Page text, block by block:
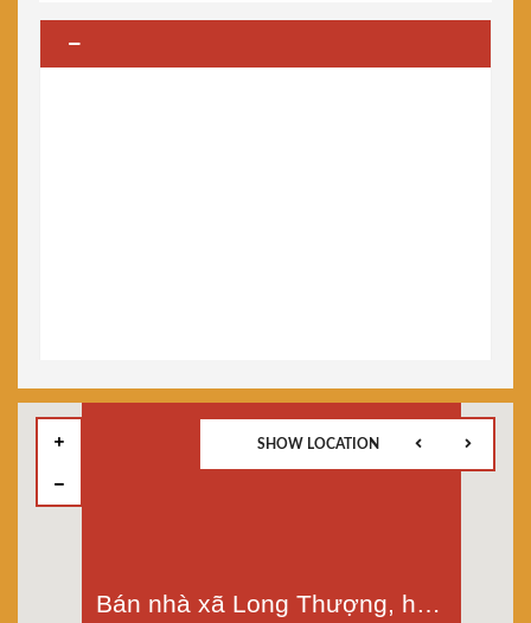
Bán nhà xã Long Thượng, huyện Cần Giuộc; dt 3,3x8,8m; 1 lầu, sổ riêng
SHOW LOCATION